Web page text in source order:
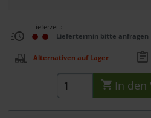
Lieferzeit:
Liefertermin bitte anfragen
Alternativen auf Lager
In den